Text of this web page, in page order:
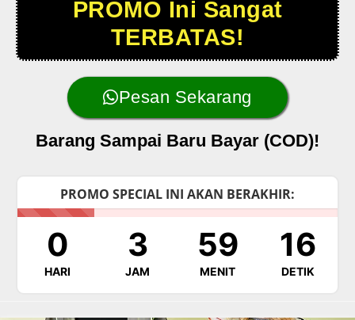
PROMO Ini Sangat
TERBATAS!
Pesan Sekarang
Barang Sampai Baru Bayar (COD)!
PROMO SPECIAL INI AKAN BERAKHIR:
0
HARI
3
JAM
59
MENIT
15
DETIK